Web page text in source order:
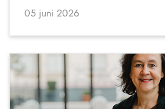
05 juni 2026